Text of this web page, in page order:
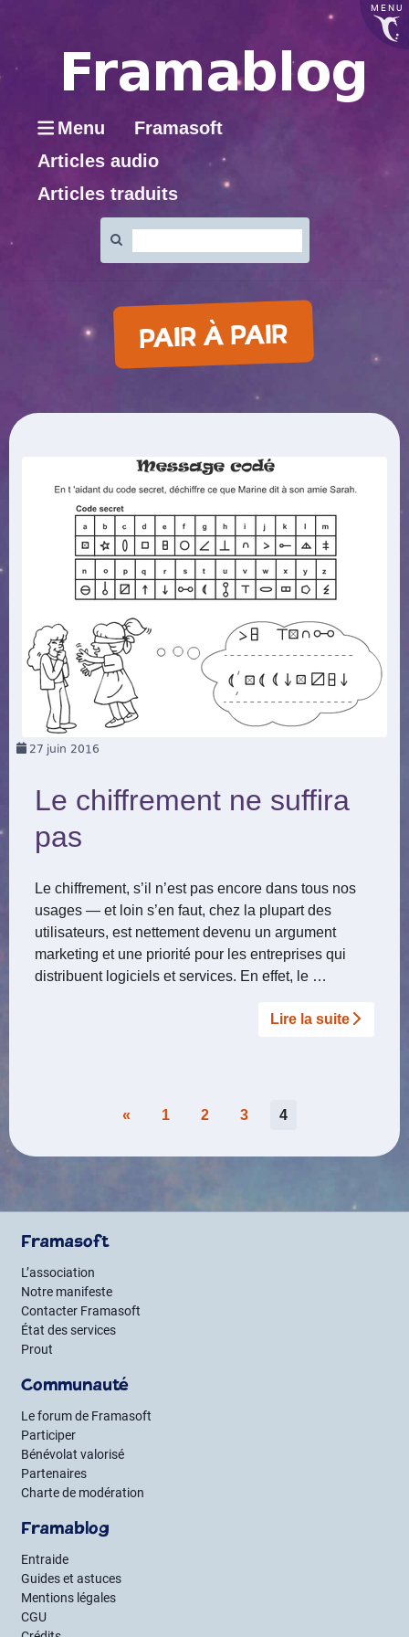
MENU
Menu
Framasoft
Articles audio
Articles traduits
:
PAIR À PAIR
27 juin 2016
Le chiffrement ne suffira
pas
Le chiffrement, s’il n’est pas encore dans tous nos
usages — et loin s’en faut, chez la plupart des
utilisateurs, est nettement devenu un argument
marketing et une priorité pour les entreprises qui
distribuent logiciels et services. En effet, le …
Lire la suite­­
Pagination
des
publications
« 1 2 3 4
Framasoft
L’association
Notre manifeste
Contacter Framasoft
État des services
Prout
Communauté
Le forum de Framasoft
Participer
Bénévolat valorisé
Partenaires
Charte de modération
Framablog
Entraide
Guides et astuces
Mentions légales
CGU